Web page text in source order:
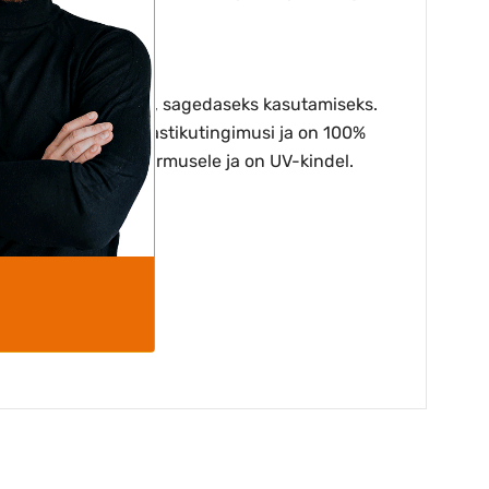
sagedaseks kasutamiseks.
erinevaid ilmastikutingimusi ja on 100%
suurele koormusele ja on UV-kindel.